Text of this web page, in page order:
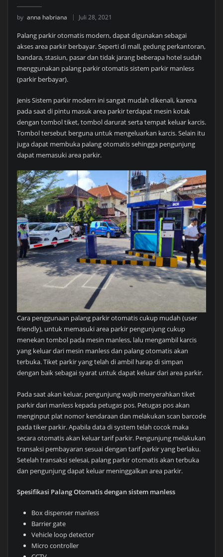
by anna habriana Juli 28, 2021
Palang parkir otomatis modern, dapat digunakan sebagai
akses area parkir berbayar. Seperti di mall, gedung perkantoran,
bandara, stasiun, pasar dan tidak jarang beberapa hotel sudah
menggunakan palang parkir otomatis sistem parkir manless
(parkir berbayar).
Jenis Sistem parkir modern ini sangat mudah dikenali, karena
pada saat di pintu masuk area parkir terdapat mesin kotak
dengan tombol tiket, tombol darurat serta tempat keluar karcis.
Tombol tersebut berguna untuk mengeluarkan karcis. Selain itu
juga dapat membuka palang otomatis sehingga pengunjung
dapat memasuki area parkir.
Cara penggunaan palang parkir otomatis cukup mudah (user
friendly), untuk memasuki area parkir pengunjung cukup
menekan tombol pada mesin manless, lalu mengambil karcis
yang keluar dari mesin manless dan palang otomatis akan
terbuka. Tiket parkir yang telah di ambil harap di simpan
dengan baik sebagai syarat untuk dapat keluar dari area parkir.
Pada saat akan keluar, pengunjung wajib menyerahkan tiket
parkir dari manless kepada petugas pos. Petugas pos akan
menginput plat nomor kendaraan dan melakukan scan barcode
pada tiker parkir. Apabila data di system telah cocok maka
secara otomatis akan keluar tarif parkir. Pengunjung melakukan
transaksi pembayaran sesuai dengan tarif parkir yang berlaku.
Setelah transaksi selesai, palang parkir otomatis akan terbuka
dan pengunjung dapat keluar meninggalkan area parkir.
Spesifikasi Palang Otomatis dengan sistem manless
Box dispenser manless
Barrier gate
Vehicle loop detector
Micro controller